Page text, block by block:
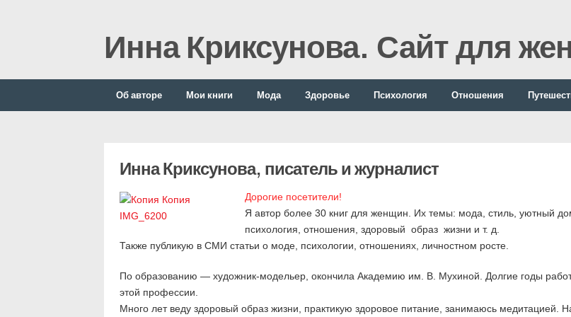
Инна Криксунова. Сайт для
Об авторе Мои книги Мода Здоровье Психология Отношения
Инна Криксунова, писатель и журналист
Дорогие посетители!
Я автор более 30 книг для женщин. Их темы: мода, стиль, уютный
психология, отношения, здоровый образ жизни и т. д.
Также публикую в СМИ статьи о моде, психологии, отношениях, личностном росте.
По образованию — художник-модельер, окончила Академию им. В. Мухиной. Долгие годы
этой профессии.
Много лет веду здоровый образ жизни, практикую здоровое питание, занимаюсь медитацией.